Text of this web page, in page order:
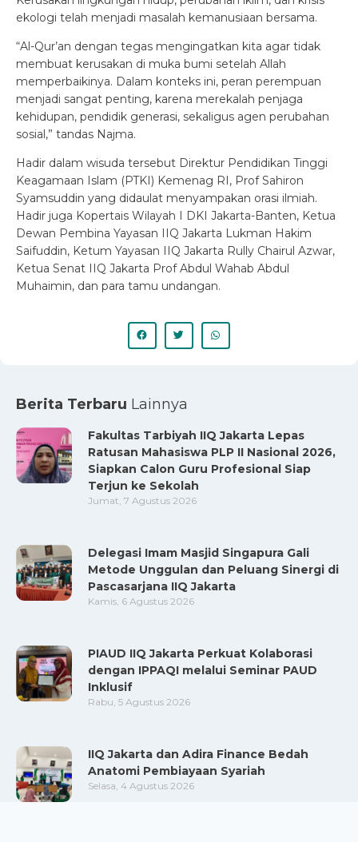
ekologi telah menjadi masalah kemanusiaan bersama.
“Al-Qur’an dengan tegas mengingatkan kita agar tidak
membuat kerusakan di muka bumi setelah Allah
memperbaikinya. Dalam konteks ini, peran perempuan
menjadi sangat penting, karena merekalah penjaga
kehidupan, pendidik generasi, sekaligus agen perubahan
sosial,” tandas Najma.
Hadir dalam wisuda tersebut Direktur Pendidikan Tinggi
Keagamaan Islam (PTKI) Kemenag RI, Prof Sahiron
Syamsuddin yang didaulat menyampakan orasi ilmiah.
Hadir juga Kopertais Wilayah I DKI Jakarta-Banten, Ketua
Dewan Pembina Yayasan IIQ Jakarta Lukman Hakim
Saifuddin, Ketum Yayasan IIQ Jakarta Rully Chairul Azwar,
Ketua Senat IIQ Jakarta Prof Abdul Wahab Abdul
Muhaimin, dan para tamu undangan.
Berita Terbaru Lainnya
Fakultas Tarbiyah IIQ Jakarta Lepas
Ratusan Mahasiswa PLP II Nasional 2026,
Siapkan Calon Guru Profesional Siap
Terjun ke Sekolah
Jumat, 7 Agustus 2026
Delegasi Imam Masjid Singapura Gali
Metode Unggulan dan Peluang Sinergi di
Pascasarjana IIQ Jakarta
Kamis, 6 Agustus 2026
PIAUD IIQ Jakarta Perkuat Kolaborasi
dengan IPPAQI melalui Seminar PAUD
Inklusif
Rabu, 5 Agustus 2026
IIQ Jakarta dan Adira Finance Bedah
Anatomi Pembiayaan Syariah
Selasa, 4 Agustus 2026